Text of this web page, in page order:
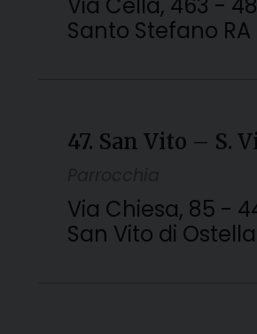
Santo Stefano RA
47. San Vito – S.
Via Chiesa, 85 -
San Vito di